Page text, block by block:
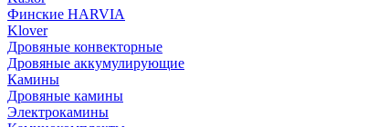
Финские HARVIA
Klover
Дровяные конвекторные
Дровяные аккумулирующие
Камины
Дровяные камины
Электрокамины